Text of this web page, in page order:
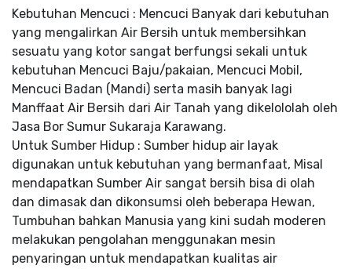
Kebutuhan Mencuci : Mencuci Banyak dari kebutuhan
yang mengalirkan Air Bersih untuk membersihkan
sesuatu yang kotor sangat berfungsi sekali untuk
kebutuhan Mencuci Baju/pakaian, Mencuci Mobil,
Mencuci Badan (Mandi) serta masih banyak lagi
Manffaat Air Bersih dari Air Tanah yang dikelololah oleh
Jasa Bor Sumur Sukaraja Karawang.
Untuk Sumber Hidup : Sumber hidup air layak
digunakan untuk kebutuhan yang bermanfaat, Misal
mendapatkan Sumber Air sangat bersih bisa di olah
dan dimasak dan dikonsumsi oleh beberapa Hewan,
Tumbuhan bahkan Manusia yang kini sudah moderen
melakukan pengolahan menggunakan mesin
penyaringan untuk mendapatkan kualitas air